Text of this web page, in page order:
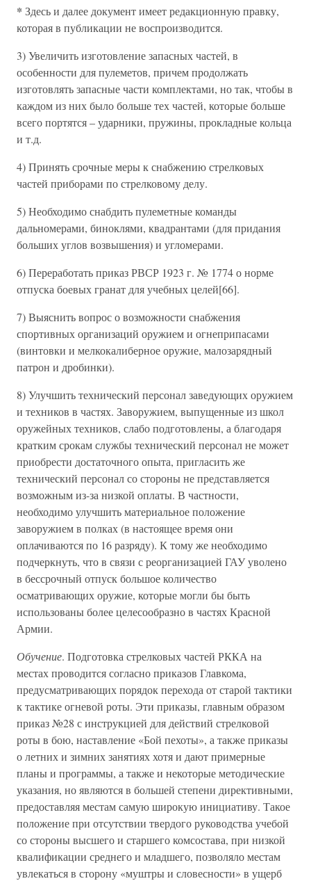
* Здесь и далее документ имеет редакционную правку,
которая в публикации не воспроизводится.
3) Увеличить изготовление запасных частей, в
особенности для пулеметов, причем продолжать
изготовлять запасные части комплектами, но так, чтобы в
каждом из них было больше тех частей, которые больше
всего портятся – ударники, пружины, прокладные кольца
и т.д.
4) Принять срочные меры к снабжению стрелковых
частей приборами по стрелковому делу.
5) Необходимо снабдить пулеметные команды
дальномерами, биноклями, квадрантами (для придания
больших углов возвышения) и угломерами.
6) Переработать приказ РВСР 1923 г. № 1774 о норме
отпуска боевых гранат для учебных целей[66].
7) Выяснить вопрос о возможности снабжения
спортивных организаций оружием и огнеприпасами
(винтовки и мелкокалиберное оружие, малозарядный
патрон и дробинки).
8) Улучшить технический персонал заведующих оружием
и техников в частях. Заворужием, выпущенные из школ
оружейных техников, слабо подготовлены, а благодаря
кратким срокам службы технический персонал не может
приобрести достаточного опыта, пригласить же
технический персонал со стороны не представляется
возможным из-за низкой оплаты. В частности,
необходимо улучшить материальное положение
заворужием в полках (в настоящее время они
оплачиваются по 16 разряду). К тому же необходимо
подчеркнуть, что в связи с реорганизацией ГАУ уволено
в бессрочный отпуск большое количество
осматривающих оружие, которые могли бы быть
использованы более целесообразно в частях Красной
Армии.
Обучение. Подготовка стрелковых частей РККА на
местах проводится согласно приказов Главкома,
предусматривающих порядок перехода от старой тактики
к тактике огневой роты. Эти приказы, главным образом
приказ №28 с инструкцией для действий стрелковой
роты в бою, наставление «Бой пехоты», а также приказы
о летних и зимних занятиях хотя и дают примерные
планы и программы, а также и некоторые методические
указания, но являются в большей степени директивными,
предоставляя местам самую широкую инициативу. Такое
положение при отсутствии твердого руководства учебой
со стороны высшего и старшего комсостава, при низкой
квалификации среднего и младшего, позволяло местам
увлекаться в сторону «муштры и словесности» в ущерб